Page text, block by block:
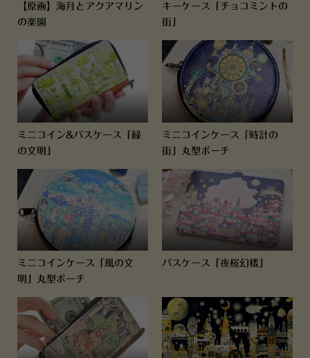
【原画】海月とアクアマリン
の楽園
キーケース「チョコミントの
街」
ミニコイン&パスケース「緑
の文明」
ミニコインケース「時計の
街」丸型ポーチ
ミニコインケース「風の文
明」丸型ポーチ
パスケース「夜桜幻楼」